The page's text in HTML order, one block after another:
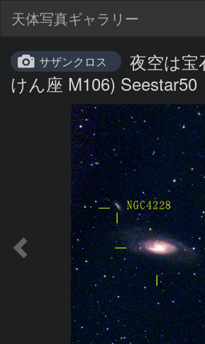
天体写真ギャラリー
サザンクロス
夜空は宝
けん座 M106) Seestar50